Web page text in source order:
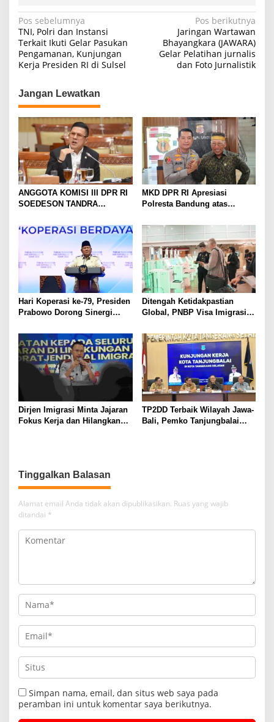
Navigasi
pos
Pos sebelumnya
TNI, Polri dan Instansi
Terkait Ikuti Gelar Pasukan
Pengamanan, Kunjungan
Kerja Presiden RI di Sulsel
Pos berikutnya
Jaringan Wartawan
Bhayangkara (JAWARA)
Gelar Pelatihan jurnalis
dan Foto Jurnalistik
Jangan Lewatkan
ANGGOTA KOMISI III DPR RI
SOEDESON TANDRA
TAPSEL DAN JAJARANNYA
ATAS KESIGAPAN
MENGUNGKAP KASUS
DUGAAN PELECEHAN
SEKSUAL DAN
PEMBUNUHAN DIWILAYAH
KERJA POLRES TAPSEL
MKD DPR RI Apresiasi
Polresta Bandung atas
Pelayanan dan Penegakan
Hukum
Hari Koperasi ke-79, Presiden
Prabowo Dorong Sinergi
Kekuatan Ekonomi Nasional
Ditengah Ketidakpastian
Global, PNBP Visa Imigrasi
Dirjen Imigrasi Minta Jajaran
Fokus Kerja dan Hilangkan
TP2DD Terbaik Wilayah Jawa-
Bali, Pemko Tanjungbalai
Tinggalkan Balasan
Alamat email Anda tidak akan dipublikasikan. Ruas yang wajib
ditandai *
Simpan nama, email, dan situs web saya pada
peramban ini untuk komentar saya berikutnya.